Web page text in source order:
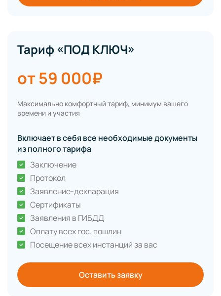
Тариф «ПОД КЛЮЧ»
от 59 000₽
Максимально комфортный тариф, минимум вашего
времени и участия
Включает в себя все необходимые документы
из полного тарифа
Заключение
Протокол
Заявление-декларация
Сертификаты
Заявления в ГИБДД
Оплату всех гос. пошлин
Посещение всех инстанций за вас
Оставить заявку